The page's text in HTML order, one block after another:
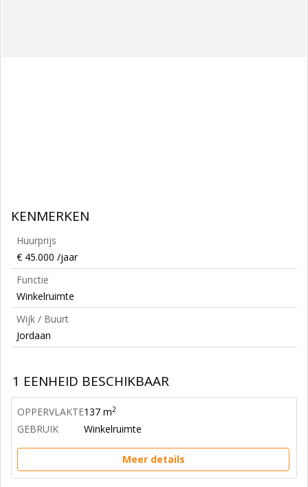
KENMERKEN
Huurprijs
€ 45.000 /jaar
Functie
Winkelruimte
Wijk / Buurt
Jordaan
1 EENHEID BESCHIKBAAR
OPPERVLAKTE137 m2
GEBRUIK Winkelruimte
Meer details